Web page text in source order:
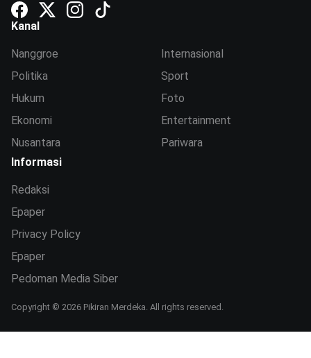
Kanal
Nanggroe
Politika
Hukum
Ekonomi
Nusantara
Internasional
Sport
Foto
Entertainment
Pariwara
Informasi
Redaksi
Epaper
Privacy Policy
Epaper
Pedoman Media Siber
Copyright © 2026 Pikiran Merdeka. All rights reserved.